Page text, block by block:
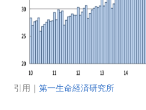
引用｜ 第一生命経済研究所